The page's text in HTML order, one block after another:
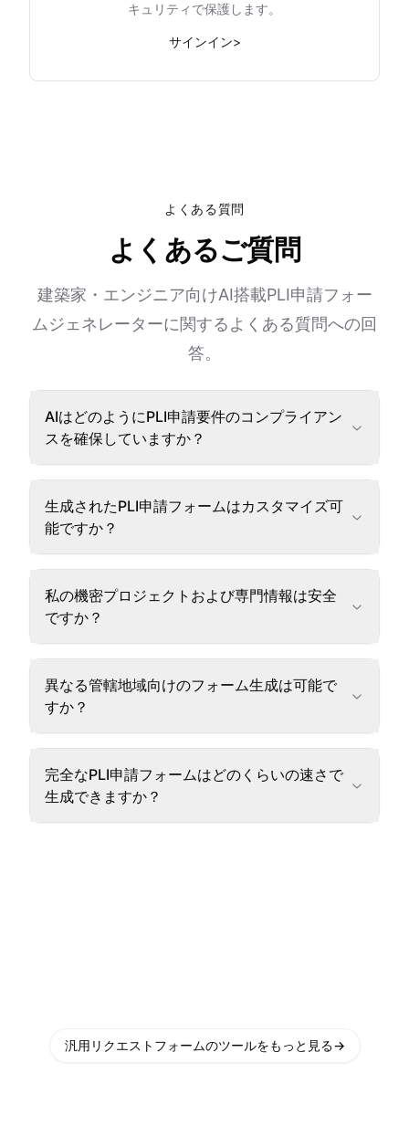
キュリティで保護します。
サインイン>
よくある質問
よくあるご質問
建築家・エンジニア向けAI搭載PLI申請フォー
ムジェネレーターに関するよくある質問への回
答。
AIはどのようにPLI申請要件のコンプライアン
スを確保していますか？
生成されたPLI申請フォームはカスタマイズ可
能ですか？
私の機密プロジェクトおよび専門情報は安全
ですか？
異なる管轄地域向けのフォーム生成は可能で
すか？
完全なPLI申請フォームはどのくらいの速さで
生成できますか？
汎用リクエストフォームのツールをもっと見る→